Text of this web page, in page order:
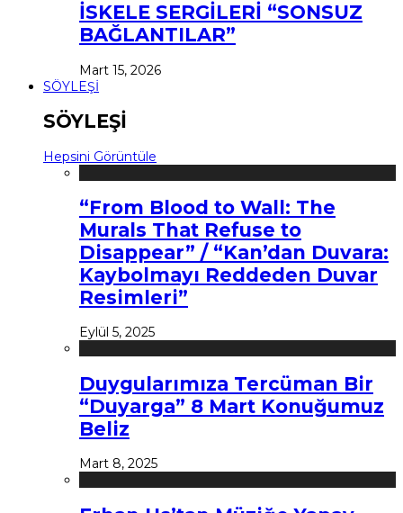
İSKELE SERGİLERİ “SONSUZ
BAĞLANTILAR”
Mart 15, 2026
SÖYLEŞİ
SÖYLEŞİ
Hepsini Görüntüle
“From Blood to Wall: The
Murals That Refuse to
Disappear” / “Kan’dan Duvara:
Kaybolmayı Reddeden Duvar
Resimleri”
Eylül 5, 2025
Duygularımıza Tercüman Bir
“Duyarga” 8 Mart Konuğumuz
Beliz
Mart 8, 2025